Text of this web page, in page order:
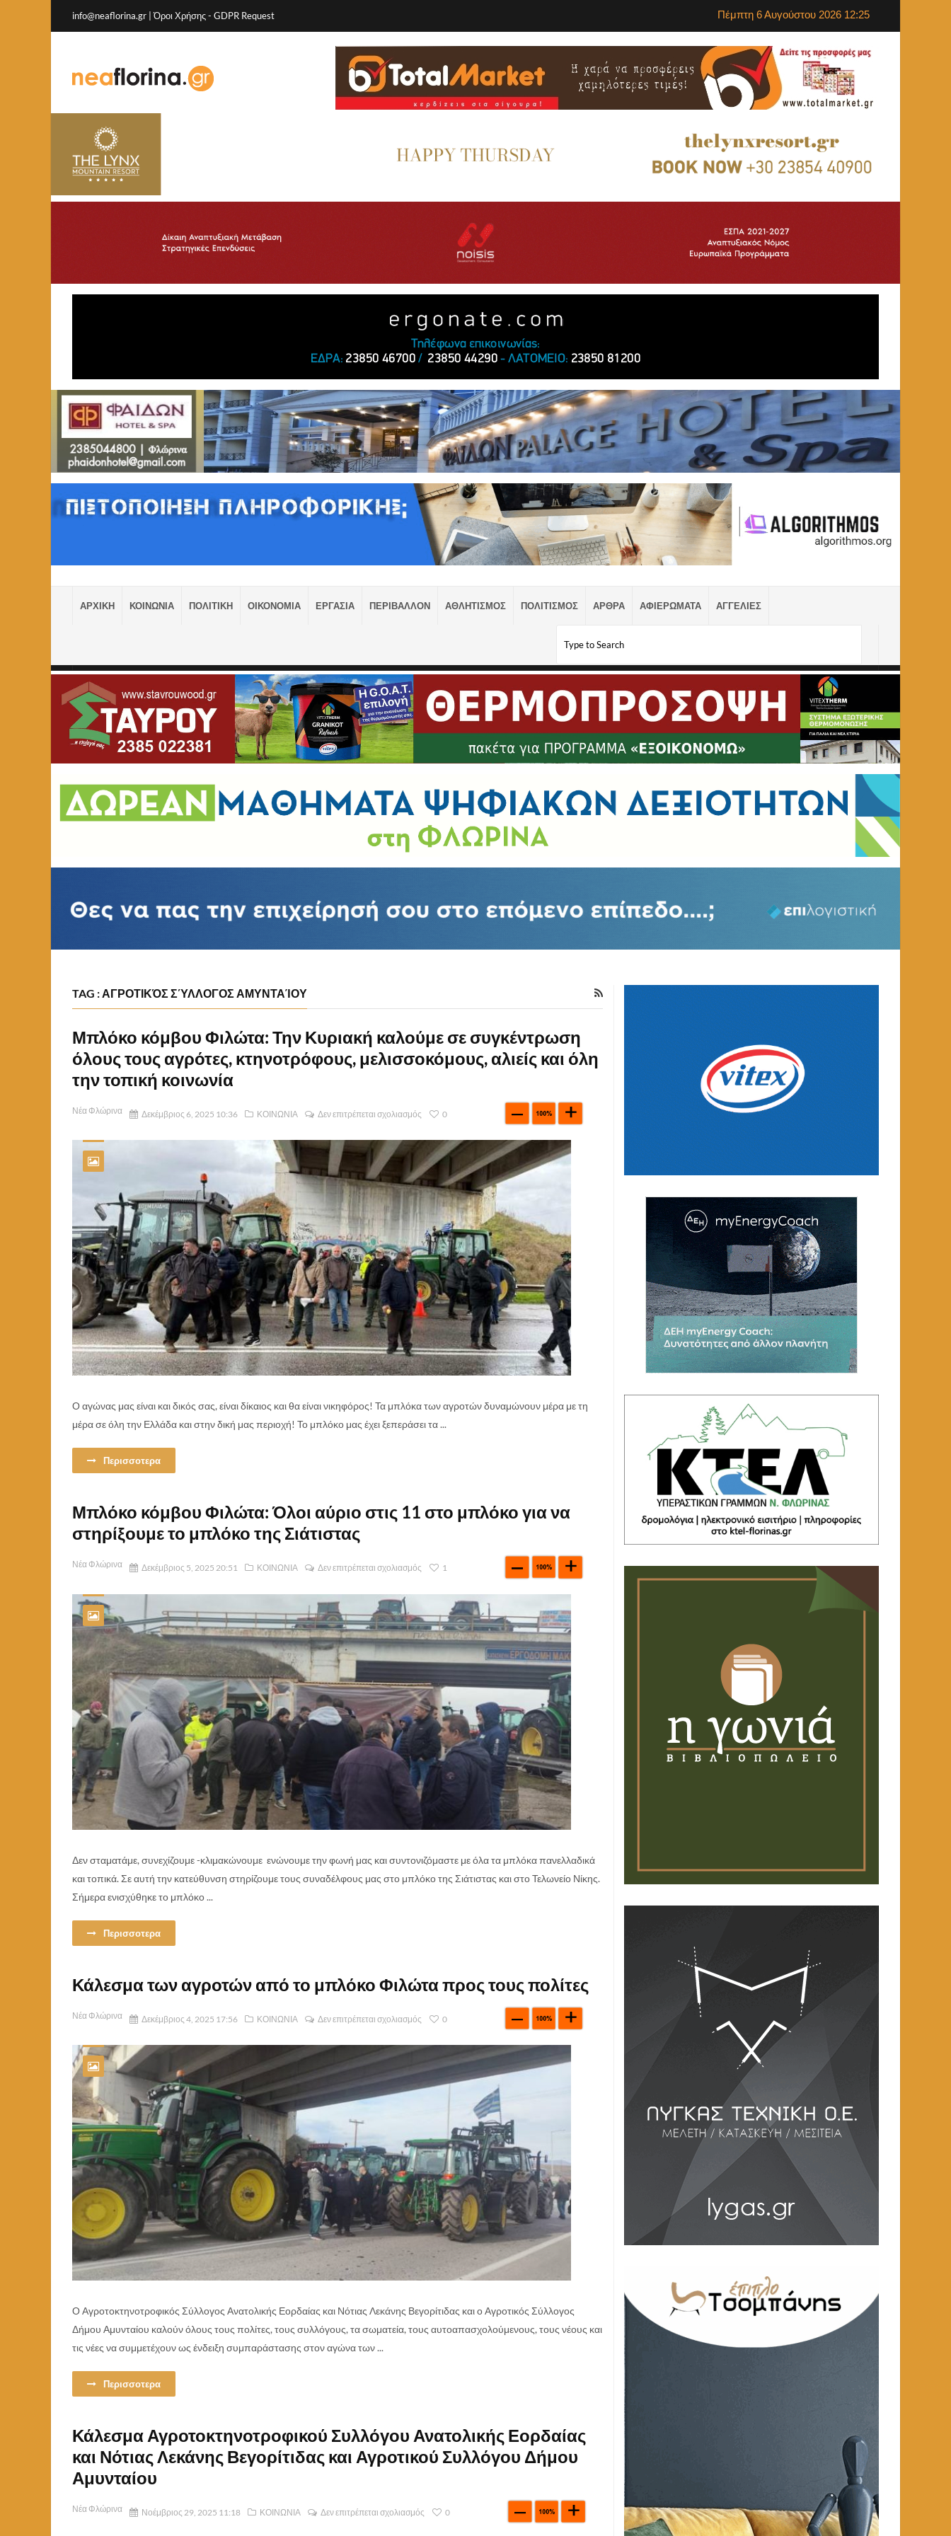
info@neaflorina.gr |Όροι Χρήσης- GDPR Request Πέμπτη 6 Αυγούστου 2026 12:25
ΑΡΧΙΚΗ ΚΟΙΝΩΝΙΑ ΠΟΛΙΤΙΚΗ ΟΙΚΟΝΟΜΙΑ ΕΡΓΑΣΙΑ ΠΕΡΙΒΑΛΛΟΝ ΑΘΛΗΤΙΣΜΟΣ ΠΟΛΙΤΙΣΜΟΣ ΑΡΘΡΑ ΑΦΙΕΡΩΜΑΤΑ ΑΓΓΕΛΙΕΣ
TAG : ΑΓΡΟΤΙΚΌΣ ΣΎΛΛΟΓΟΣ ΑΜΥΝΤΑΊΟΥ
Μπλόκο κόμβου Φιλώτα: Την Κυριακή καλούμε σε συγκέντρωση
όλους τους αγρότες, κτηνοτρόφους, μελισσοκόμους, αλιείς και όλη
την τοπική κοινωνία
Νέα Φλώρινα Δεκέμβριος 6, 2025 10:36 ΚΟΙΝΩΝΙΑ Δεν επιτρέπεται σχολιασμός 0
Ο αγώνας μας είναι και δικός σας, είναι δίκαιος και θα είναι νικηφόρος! Τα μπλόκα των αγροτών δυναμώνουν μέρα με τη
μέρα σε όλη την Ελλάδα και στην δική μας περιοχή! Το μπλόκο μας έχει ξεπεράσει τα ...
Περισσοτερα
Μπλόκο κόμβου Φιλώτα: Όλοι αύριο στις 11 στο μπλόκο για να
στηρίξουμε το μπλόκο της Σιάτιστας
Νέα Φλώρινα Δεκέμβριος 5, 2025 20:51 ΚΟΙΝΩΝΙΑ Δεν επιτρέπεται σχολιασμός 1
Δεν σταματάμε, συνεχίζουμε -κλιμακώνουμε ενώνουμε την φωνή μας και συντονιζόμαστε με όλα τα μπλόκα πανελλαδικά
και τοπικά. Σε αυτή την κατεύθυνση στηρίζουμε τους συναδέλφους μας στο μπλόκο της Σιάτιστας και στο Τελωνείο Νίκης.
Σήμερα ενισχύθηκε το μπλόκο ...
Περισσοτερα
Κάλεσμα των αγροτών από το μπλόκο Φιλώτα προς τους πολίτες
Νέα Φλώρινα Δεκέμβριος 4, 2025 17:56 ΚΟΙΝΩΝΙΑ Δεν επιτρέπεται σχολιασμός 0
Ο Αγροτοκτηνοτροφικός Σύλλογος Ανατολικής Εορδαίας και Νότιας Λεκάνης Βεγορίτιδας και ο Αγροτικός Σύλλογος
Δήμου Αμυνταίου καλούν όλους τους πολίτες, τους συλλόγους, τα σωματεία, τους αυτοαπασχολούμενους, τους νέους και
τις νέες να συμμετέχουν ως ένδειξη συμπαράστασης στον αγώνα των ...
Περισσοτερα
Κάλεσμα Αγροτοκτηνοτροφικού Συλλόγου Ανατολικής Εορδαίας
και Νότιας Λεκάνης Βεγορίτιδας και Αγροτικού Συλλόγου Δήμου
Αμυνταίου
Νέα Φλώρινα Νοέμβριος 29, 2025 11:18 ΚΟΙΝΩΝΙΑ Δεν επιτρέπεται σχολιασμός 0